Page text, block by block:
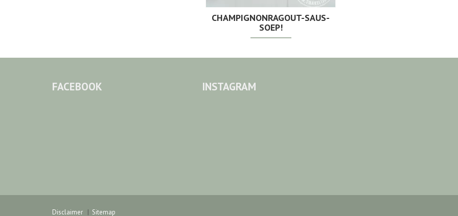
CHAMPIGNONRAGOUT-SAUS-
SOEP!
FACEBOOK INSTAGRAM
Disclaimer Sitemap